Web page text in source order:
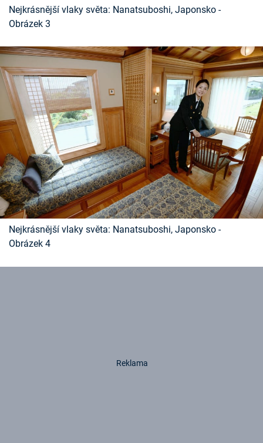
Nejkrásnější vlaky světa: Nanatsuboshi, Japonsko -
Obrázek 3
Nejkrásnější vlaky světa: Nanatsuboshi, Japonsko -
Obrázek 4